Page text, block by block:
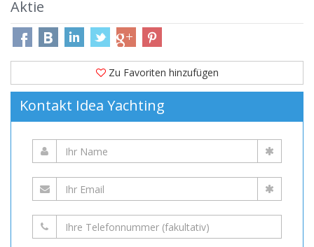
Aktie
Zu Favoriten hinzufügen
Kontakt Idea Yachting